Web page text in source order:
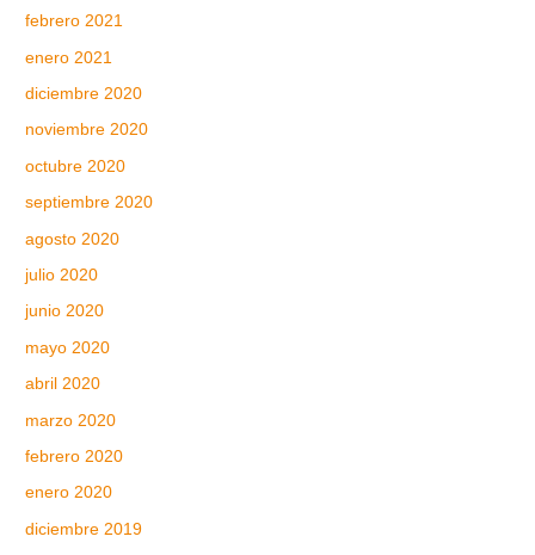
febrero 2021
enero 2021
diciembre 2020
noviembre 2020
octubre 2020
septiembre 2020
agosto 2020
julio 2020
junio 2020
mayo 2020
abril 2020
marzo 2020
febrero 2020
enero 2020
diciembre 2019